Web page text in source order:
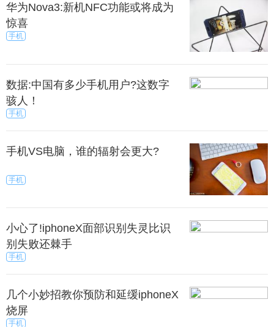
华为Nova3:新机NFC功能或将成为
惊喜
手机
数据:中国有多少手机用户?这数字
骇人！
手机
手机VS电脑，谁的辐射会更大?
手机
小心了!iphoneX面部识别失灵比识
别失败还棘手
手机
几个小妙招教你预防和延缓iphoneX
烧屏
手机